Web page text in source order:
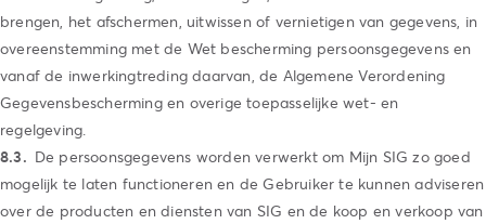
brengen, het afschermen, uitwissen of vernietigen van gegevens, in
overeenstemming met de Wet bescherming persoonsgegevens en
vanaf de inwerkingtreding daarvan, de Algemene Verordening
Gegevensbescherming en overige toepasselijke wet- en
regelgeving.
De persoonsgegevens worden verwerkt om Mijn SIG zo goed
mogelijk te laten functioneren en de Gebruiker te kunnen adviseren
over de producten en diensten van SIG en de koop en verkoop van